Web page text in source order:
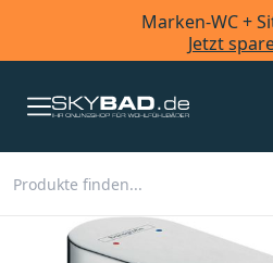
Marken-WC +
Jetzt